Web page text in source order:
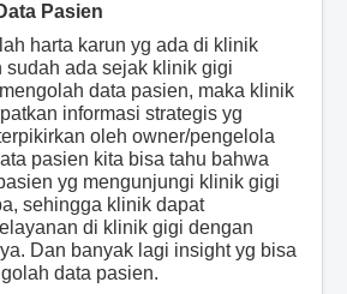
Pasien
harta karun yg ada di klinik
sudah ada sejak klinik gigi
data pasien, maka klinik
informasi strategis yg
oleh owner/pengelola
pasien kita bisa tahu bahwa
yg mengunjungi klinik gigi
sehingga klinik dapat
di klinik gigi dengan
Dan banyak lagi insight yg bisa
data pasien.